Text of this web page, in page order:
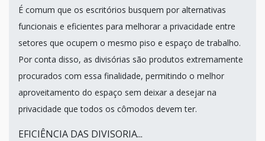
É comum que os escritórios busquem por alternativas
funcionais e eficientes para melhorar a privacidade entre
setores que ocupem o mesmo piso e espaço de trabalho.
Por conta disso, as divisórias são produtos extremamente
procurados com essa finalidade, permitindo o melhor
aproveitamento do espaço sem deixar a desejar na
privacidade que todos os cômodos devem ter.
EFICIÊNCIA DAS DIVISORIA...